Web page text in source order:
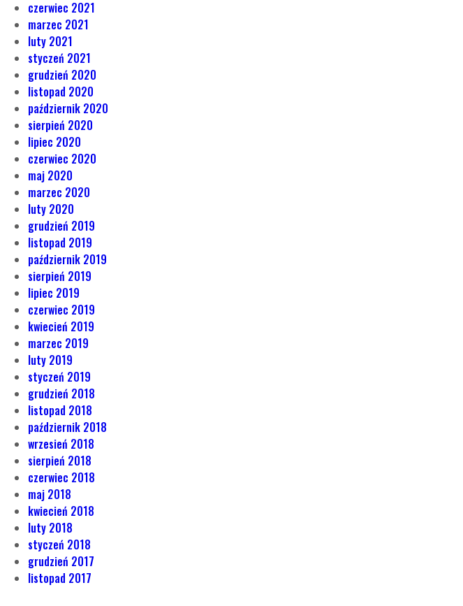
czerwiec 2021
marzec 2021
luty 2021
styczeń 2021
grudzień 2020
listopad 2020
październik 2020
sierpień 2020
lipiec 2020
czerwiec 2020
maj 2020
marzec 2020
luty 2020
grudzień 2019
listopad 2019
październik 2019
sierpień 2019
lipiec 2019
czerwiec 2019
kwiecień 2019
marzec 2019
luty 2019
styczeń 2019
grudzień 2018
listopad 2018
październik 2018
wrzesień 2018
sierpień 2018
czerwiec 2018
maj 2018
kwiecień 2018
luty 2018
styczeń 2018
grudzień 2017
listopad 2017